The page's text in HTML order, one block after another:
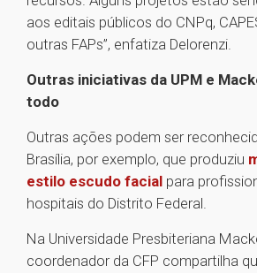
aos editais públicos do CNPq,
outras FAPs”, enfatiza Delorenzi.
Outras iniciativas da UPM e
todo
Outras ações podem ser
Brasília, por exemplo, que produziu
estilo escudo facial para
hospitais do Distrito Federal.
Na Universidade Presbiteriana
coordenador da CFP compartilha